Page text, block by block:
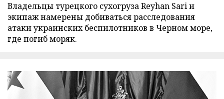
Владельцы турецкого сухогруза Reyhan Sari и
экипаж намерены добиваться расследования
атаки украинских беспилотников в Черном море,
где погиб моряк.